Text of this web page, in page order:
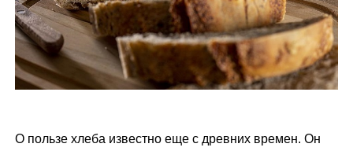
О пользе хлеба известно еще с древних времен. Он